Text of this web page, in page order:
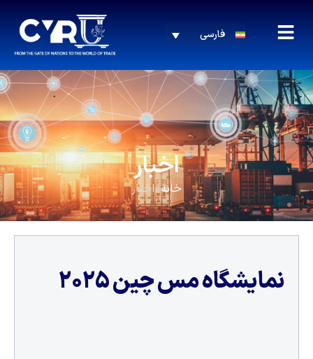
فارسی
اخبار
خانه/ اخبار
نمایشگاه مس چین ۲۰۲۵